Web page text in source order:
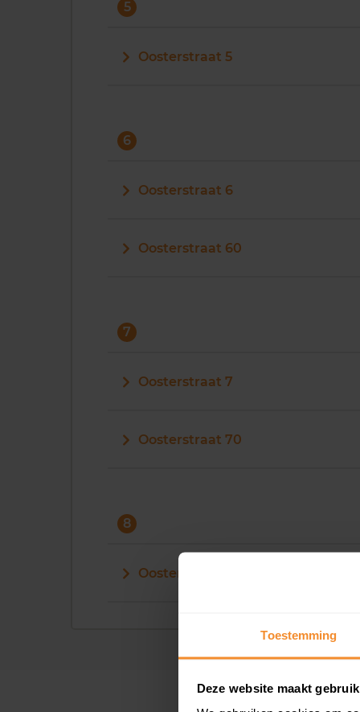
Toestemming
Deze website maakt
5
Oosterstraat 5
6
Oosterstraat 6
Oosterstraat 60
7
Oosterstraat 7
Oosterstraat 70
8
Oosterstraat 8